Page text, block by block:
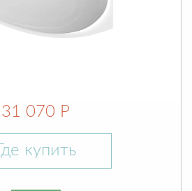
31 070 Р
Где купить